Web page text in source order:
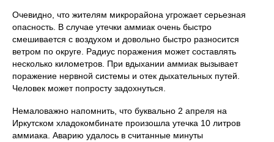
Очевидно, что жителям микрорайона угрожает серьезная
опасность. В случае утечки аммиак очень быстро
смешивается с воздухом и довольно быстро разносится
ветром по округе. Радиус поражения может составлять
несколько километров. При вдыхании аммиак вызывает
поражение нервной системы и отек дыхательных путей.
Человек может попросту задохнуться.
Немаловажно напомнить, что буквально 2 апреля на
Иркутском хладокомбинате произошла утечка 10 литров
аммиака. Аварию удалось в считанные минуты